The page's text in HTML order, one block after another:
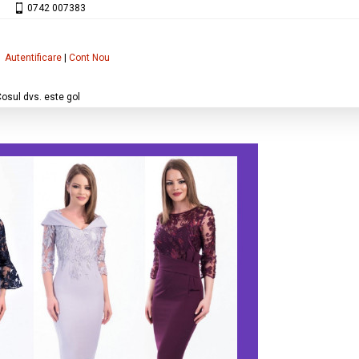
0742 007383
Autentificare Cont Nou
dvs. este gol